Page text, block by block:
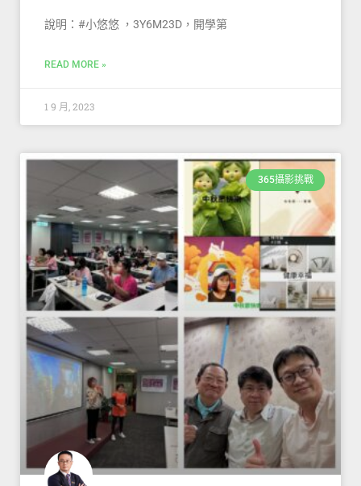
說明：#小悠悠 ，3Y6M23D，開學第
READ MORE »
1 9 月, 2023
365攝影挑戰